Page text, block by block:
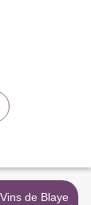
de Blaye